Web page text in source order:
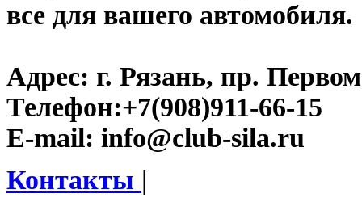
все для вашего автомобиля.
Адрес: г. Рязань, пр.
Телефон:+7(908)911-66-15
E-mail: info@club-sila.ru
Контакты |